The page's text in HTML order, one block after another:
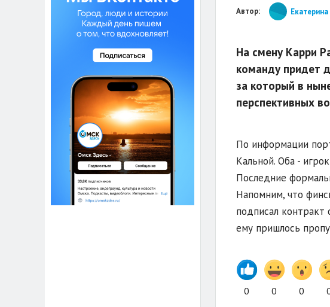
Автор: Екатерина
На смену Карри
команду придет
за который в
перспективных
По информации
Кальной. Оба -
Последние
Напомним, что
подписал контракт
ему пришлось
0 0 0